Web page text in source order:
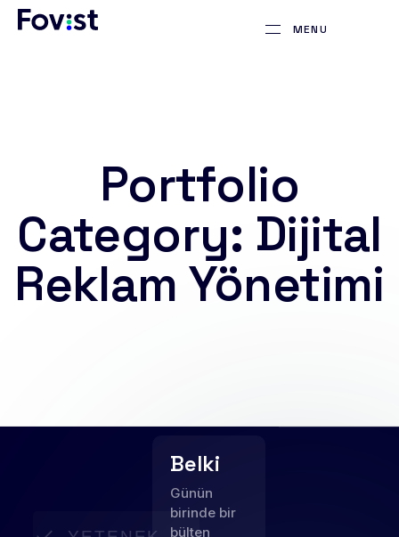
MENU
Portfolio
Category: Dijital
Reklam Yönetimi
Belki
Günün
birinde bir
bülten